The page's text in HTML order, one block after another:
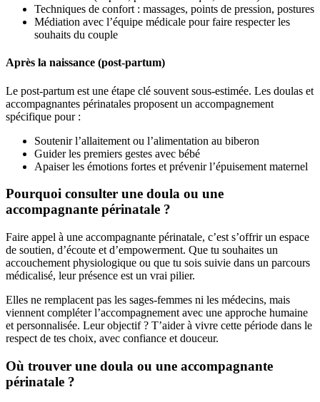
Techniques de confort : massages, points de pression, postures
Médiation avec l’équipe médicale pour faire respecter les
souhaits du couple
Après la naissance (post-partum)
Le post-partum est une étape clé souvent sous-estimée. Les doulas et
accompagnantes périnatales proposent un accompagnement
spécifique pour :
Soutenir l’allaitement ou l’alimentation au biberon
Guider les premiers gestes avec bébé
Apaiser les émotions fortes et prévenir l’épuisement maternel
Pourquoi consulter une doula ou une
accompagnante périnatale ?
Faire appel à une accompagnante périnatale, c’est s’offrir un espace
de soutien, d’écoute et d’empowerment. Que tu souhaites un
accouchement physiologique ou que tu sois suivie dans un parcours
médicalisé, leur présence est un vrai pilier.
Elles ne remplacent pas les sages-femmes ni les médecins, mais
viennent compléter l’accompagnement avec une approche humaine
et personnalisée. Leur objectif ? T’aider à vivre cette période dans le
respect de tes choix, avec confiance et douceur.
Où trouver une doula ou une accompagnante
périnatale ?